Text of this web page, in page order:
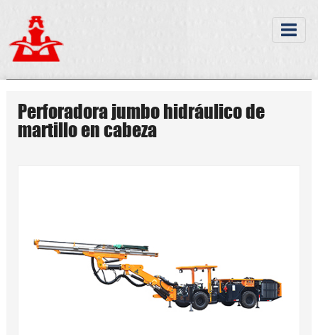
Perforadora jumbo hidráulico de
martillo en cabeza